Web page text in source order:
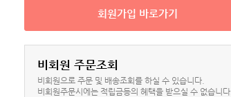
회원가입 바로가기
비회원 주문조회
비회원으로 주문 및 배송조회를 하실 수 있습니다.
비회원주문시에는 적립금등의 혜택을 받으실 수 없습니다.